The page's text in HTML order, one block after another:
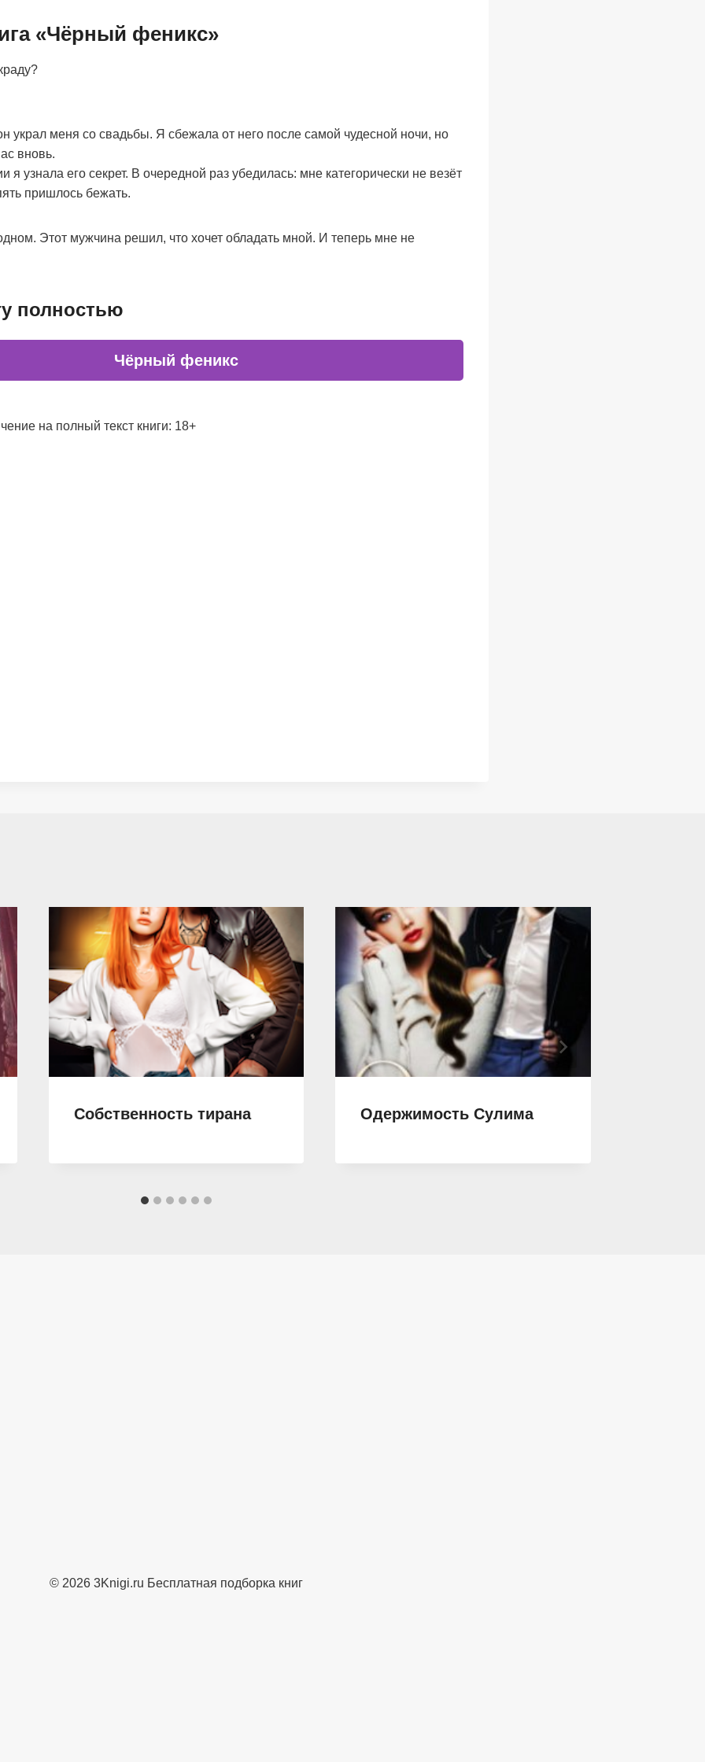
«Чёрный феникс»
украл меня со свадьбы. Я сбежала от него после самой чудесной ночи, но
вновь.
я узнала его секрет. В очередной раз убедилась: мне категорически не везёт
пришлось бежать.
Этот мужчина решил, что хочет обладать мной. И теперь мне не
полностью
Чёрный феникс
на полный текст книги: 18+
Собственность тирана Одержимость Сулима
© 2026 3Knigi.ru Бесплатная подборка книг